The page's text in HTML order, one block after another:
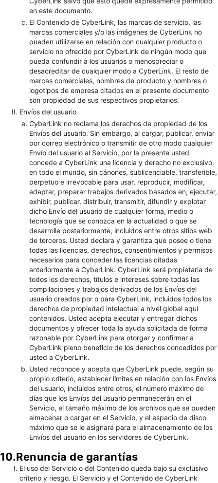
en este documento.
El Contenido de CyberLink, las marcas de servicio, las
marcas comerciales y/o las imágenes de CyberLink no
pueden utilizarse en relación con cualquier producto o
servicio no ofrecido por CyberLink de ningún modo que
pueda confundir a los usuarios o menospreciar o
desacreditar de cualquier modo a CyberLink. El resto de
marcas comerciales, nombres de producto y nombres o
logotipos de empresa citados en el presente documento
son propiedad de sus respectivos propietarios.
Envíos del usuario
CyberLink no reclama los derechos de propiedad de los
Envíos del usuario. Sin embargo, al cargar, publicar, enviar
por correo electrónico o transmitir de otro modo cualquier
Envío del usuario al Servicio, por la presente usted
concede a CyberLink una licencia y derecho no exclusivo,
en todo el mundo, sin cánones, sublicenciable, transferible,
perpetuo e irrevocable para usar, reproducir, modificar,
adaptar, preparar trabajos derivados basados ​​en, ejecutar,
exhibir, publicar, distribuir, transmitir, difundir y explotar
dicho Envío del usuario de cualquier forma, medio o
tecnología que se conozca en la actualidad o que se
desarrolle posteriormente, incluidos entre otros sitios web
de terceros. Usted declara y garantiza que posee o tiene
todas las licencias, derechos, consentimientos y permisos
necesarios para conceder las licencias citadas
anteriormente a CyberLink. CyberLink será propietaria de
todos los derechos, títulos e intereses sobre todas las
compilaciones y trabajos derivados de los Envíos del
usuario creados por o para CyberLink, incluidos todos los
derechos de propiedad intelectual a nivel global aquí
contenidos. Usted acepta ejecutar y entregar dichos
documentos y ofrecer toda la ayuda solicitada de forma
razonable por CyberLink para otorgar y confirmar a
CyberLink pleno beneficio de los derechos concedidos por
usted a CyberLink.
Usted reconoce y acepta que CyberLink puede, según su
propio criterio, establecer límites en relación con los Envíos
del usuario, incluidos entre otros, el número máximo de
días que los Envíos del usuario permanecerán en el
Servicio, el tamaño máximo de los archivos que se pueden
almacenar o cargar en el Servicio, y el espacio de disco
máximo que se le asignará para el almacenamiento de los
Envíos del usuario en los servidores de CyberLink.
10.Renuncia de garantías
El uso del Servicio o del Contenido queda bajo su exclusivo
criterio y riesgo. El Servicio y el Contenido de CyberLink